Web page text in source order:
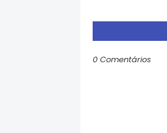
0 Comentários